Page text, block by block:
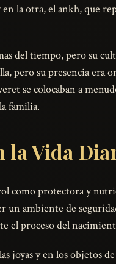
la otra, el ankh, que
del tiempo, pero su
pero su presencia era
se colocaban a
familia.
la Vida
como protectora y
ambiente de
el proceso del
joyas y en los objetos